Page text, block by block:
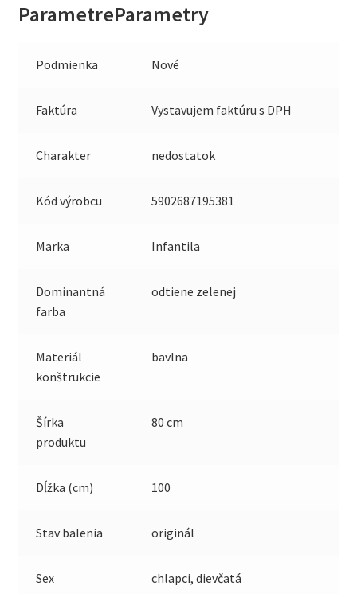
ParametreParametry
Podmienka Nové
Faktúra Vystavujem faktúru s DPH
Charakter nedostatok
Kód výrobcu 5902687195381
Marka Infantila
Dominantná
farba
odtiene zelenej
Materiál
konštrukcie
bavlna
Šírka
produktu
80 cm
Dĺžka (cm) 100
Stav balenia originál
Sex chlapci, dievčatá